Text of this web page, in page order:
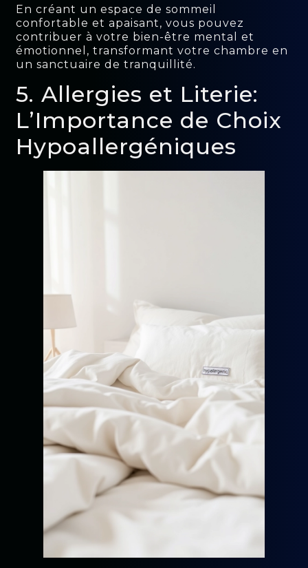
En créant un espace de sommeil
confortable et apaisant, vous pouvez
contribuer à votre bien-être mental et
émotionnel, transformant votre chambre en
un sanctuaire de tranquillité.
5. Allergies et Literie:
L’Importance de Choix
Hypoallergéniques